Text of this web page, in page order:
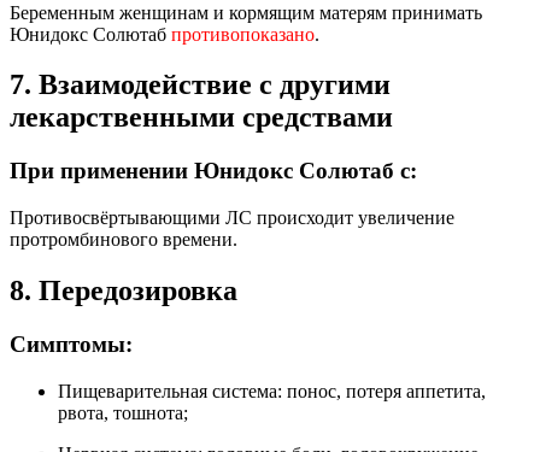
Беременным женщинам и кормящим матерям принимать
Юнидокс Солютаб противопоказано.
7. Взаимодействие с другими
лекарственными средствами
При применении Юнидокс Солютаб с:
Противосвёртывающими ЛС происходит увеличение
протромбинового времени.
8. Передозировка
Симптомы:
Пищеварительная система: понос, потеря аппетита,
рвота, тошнота;